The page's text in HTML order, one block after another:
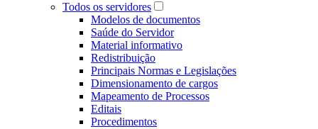
Todos os servidores
Modelos de documentos
Saúde do Servidor
Material informativo
Redistribuição
Principais Normas e Legislações
Dimensionamento de cargos
Mapeamento de Processos
Editais
Procedimentos